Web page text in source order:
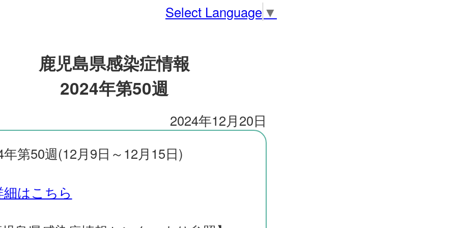
Select Language ▼
鹿児島県感染症情報
2024年第50週
2024年12月20日
年第50週(12月9日～12月15日)
細はこちら